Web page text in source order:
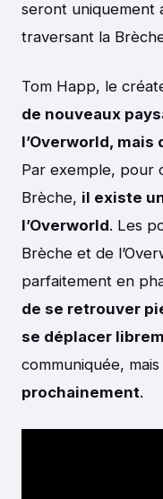
seront uniquement
traversant la
Tom Happ, le
de nouveaux
l’Overworld,
Par exemple, pour
Brèche, il existe
l’Overworld. Les
Brèche et de
parfaitement en
de se retrouver
se déplacer
communiquée,
prochainement.